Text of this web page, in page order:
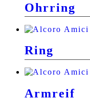
Ohrring
Ring
Armreif